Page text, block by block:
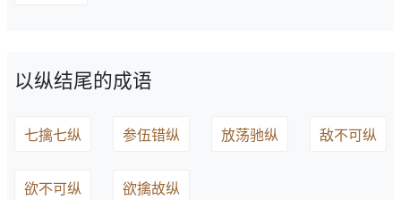
以纵结尾的成语
七擒七纵 参伍错纵 放荡驰纵 敌不可纵
欲不可纵 欲擒故纵